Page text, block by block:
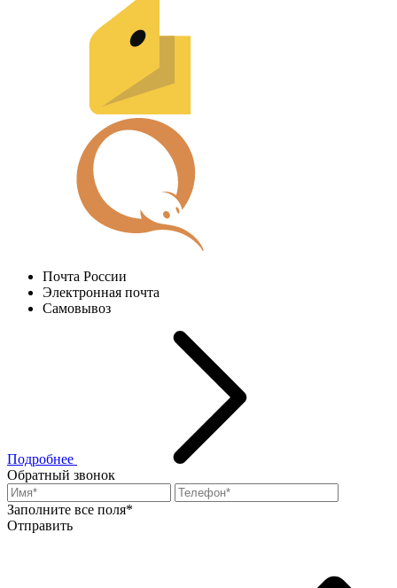
Почта России
Электронная почта
Самовывоз
Подробнее
Обратный звонок
Заполните все поля*
Отправить